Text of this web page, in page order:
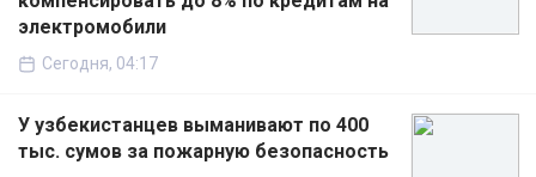
электромобили
Сегодня, 04:17
У узбекистанцев выманивают по 400
тыс. сумов за пожарную безопасность